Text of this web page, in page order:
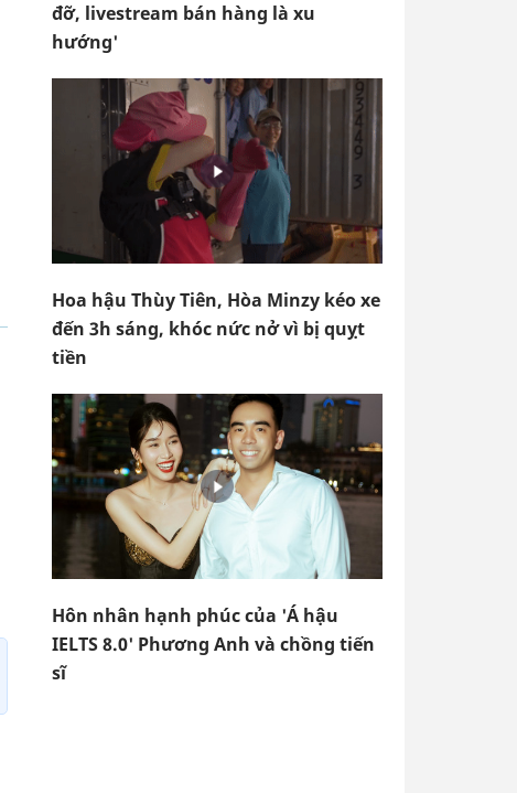
đỡ, livestream bán hàng là xu
hướng'
Hoa hậu Thùy Tiên, Hòa Minzy kéo xe
đến 3h sáng, khóc nức nở vì bị quỵt
tiền
Hôn nhân hạnh phúc của 'Á hậu
IELTS 8.0' Phương Anh và chồng tiến
sĩ